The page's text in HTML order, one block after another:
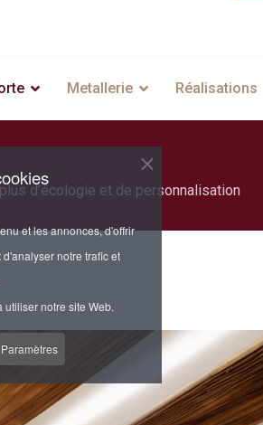
Metallerie Réalisations
d’écologie et de personnalisation
et les annonces, d'offrir
notre trafic et
notre site Web.
Paramètres